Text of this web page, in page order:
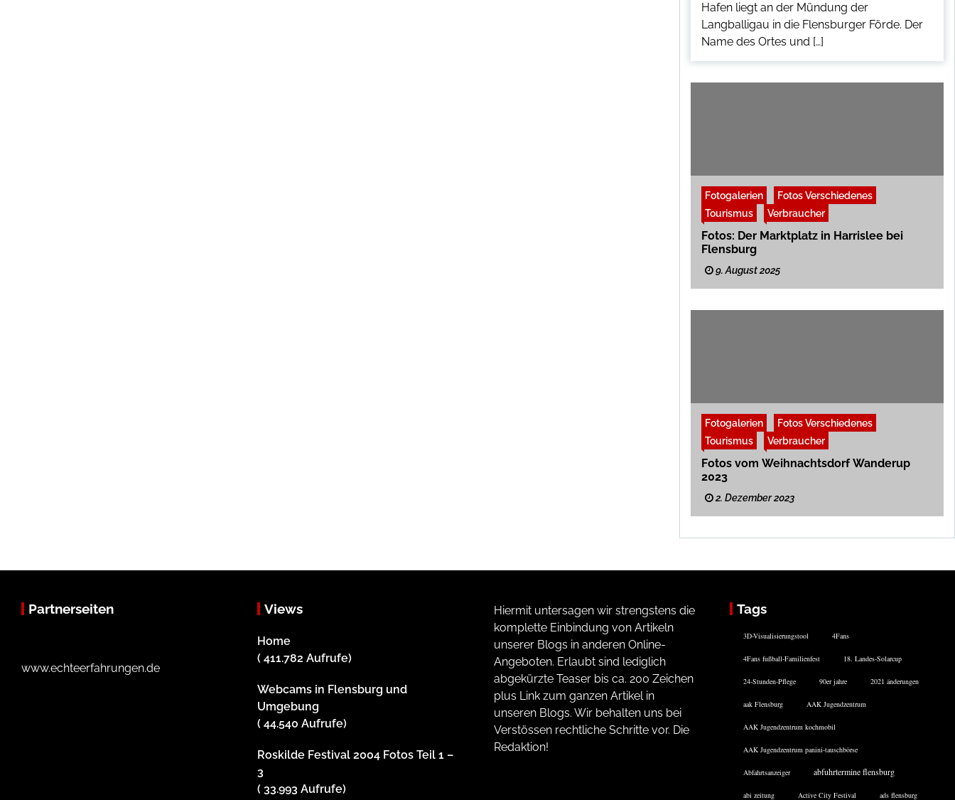
Hafen liegt an der Mündung der
Langballigau in die Flensburger Förde. Der
Name des Ortes und […]
Fotogalerien
Fotos Verschiedenes
Tourismus
Verbraucher
Fotos: Der Marktplatz in Harrislee bei
Flensburg
9. August 2025
Fotogalerien
Fotos Verschiedenes
Tourismus
Verbraucher
Fotos vom Weihnachtsdorf Wanderup
2023
2. Dezember 2023
Partnerseiten
www.echteerfahrungen.de
Views
Home
( 411.782 Aufrufe)
Webcams in Flensburg und
Umgebung
( 44.540 Aufrufe)
Roskilde Festival 2004 Fotos Teil 1 –
3
( 33.993 Aufrufe)
Hiermit untersagen wir strengstens die
komplette Einbindung von Artikeln
unserer Blogs in anderen Online-
Angeboten. Erlaubt sind lediglich
abgekürzte Teaser bis ca. 200 Zeichen
plus Link zum ganzen Artikel in
unseren Blogs. Wir behalten uns bei
Verstössen rechtliche Schritte vor. Die
Redaktion!
Tags
3D-Visualisierungstool 4Fans
4Fans fußball-Familienfest 18. Landes-Solarcup
24-Stunden-Pflege 90er jahre 2021 änderungen
aak Flensburg AAK Jugendzentrum
AAK Jugendzentrum kochmobil
AAK Jugendzentrum panini-tauschbörse
Abfahrtsanzeiger abfuhrtermine flensburg
abi zeitung Active City Festival ads flensburg